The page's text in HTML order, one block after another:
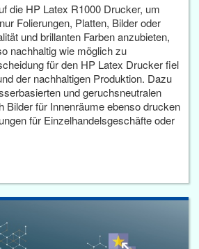
die HP Latex R1000 Drucker, um
Folierungen, Platten, Bilder oder
und brillanten Farben anzubieten,
nachhaltig wie möglich zu
für den HP Latex Drucker fiel
der nachhaltigen Produktion. Dazu
und geruchsneutralen
Bilder für Innenräume ebenso drucken
für Einzelhandelsgeschäfte oder